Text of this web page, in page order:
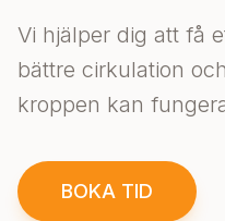
Vi hjälper dig att få
bättre cirkulation
kroppen kan
BOKA TID